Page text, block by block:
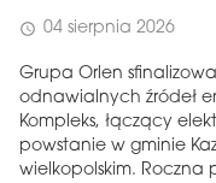
schedule 04 sierpnia 2026
Grupa Orlen
odnawialnych źródeł
Kompleks, łączący
powstanie w gminie
wielkopolskim. Roczna